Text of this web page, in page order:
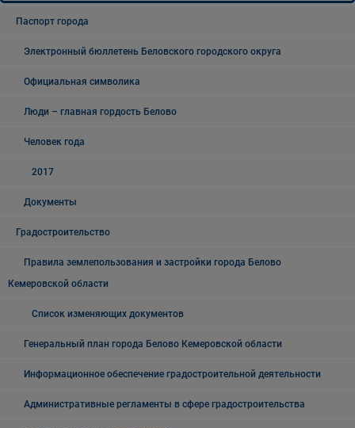
Паспорт города
Электронный бюллетень Беловского городского округа
Официальная символика
Люди – главная гордость Белово
Человек года
2017
Документы
Градостроительство
Правила землепользования и застройки города Белово
Кемеровской области
Список изменяющих документов
Генеральный план города Белово Кемеровской области
Информационное обеспечение градостроительной деятельности
Административные регламенты в сфере градостроительства